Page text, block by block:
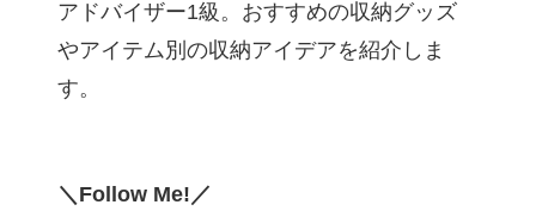
アドバイザー1級。おすすめの収納グッズ
やアイテム別の収納アイデアを紹介しま
す。
＼Follow Me!／